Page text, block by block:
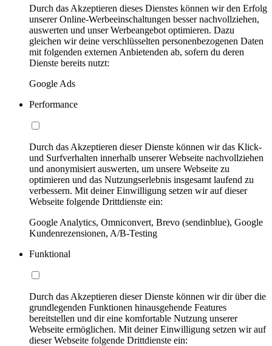
Durch das Akzeptieren dieses Dienstes können wir den Erfolg
unserer Online-Werbeeinschaltungen besser nachvollziehen,
auswerten und unser Werbeangebot optimieren. Dazu
gleichen wir deine verschlüsselten personenbezogenen Daten
mit folgenden externen Anbietenden ab, sofern du deren
Dienste bereits nutzt:
Google Ads
Performance
Durch das Akzeptieren dieser Dienste können wir das Klick-
und Surfverhalten innerhalb unserer Webseite nachvollziehen
und anonymisiert auswerten, um unsere Webseite zu
optimieren und das Nutzungserlebnis insgesamt laufend zu
verbessern. Mit deiner Einwilligung setzen wir auf dieser
Webseite folgende Drittdienste ein:
Google Analytics, Omniconvert, Brevo (sendinblue), Google
Kundenrezensionen, A/B-Testing
Funktional
Durch das Akzeptieren dieser Dienste können wir dir über die
grundlegenden Funktionen hinausgehende Features
bereitstellen und dir eine komfortable Nutzung unserer
Webseite ermöglichen. Mit deiner Einwilligung setzen wir auf
dieser Webseite folgende Drittdienste ein: